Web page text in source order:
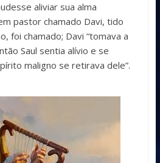
aliviar sua alma
pastor chamado Davi, tido
foi chamado; Davi “tomava a
Saul sentia alívio e se
maligno se retirava dele”.